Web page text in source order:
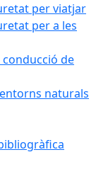
per viatjar
per a les
conducció de
naturals